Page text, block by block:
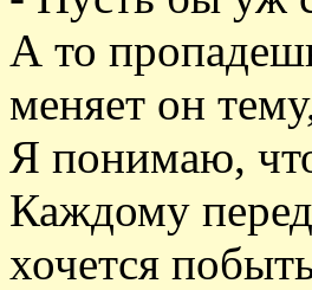
А то
меняет он
Я понимаю,
Каждому
хочется